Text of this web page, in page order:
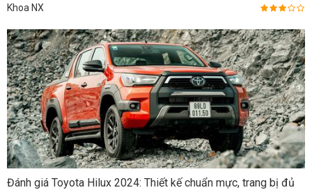
Khoa NX
Đánh giá Toyota Hilux 2024: Thiết kế chuẩn mực, trang bị đủ